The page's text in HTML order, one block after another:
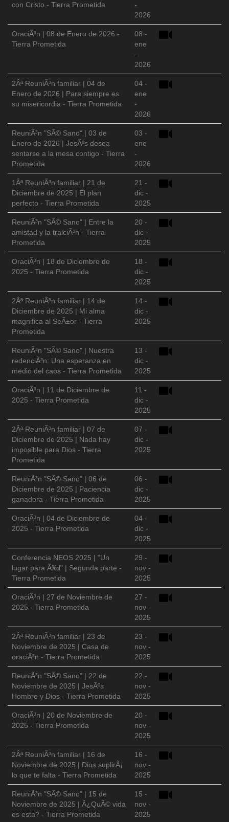
con Cristo - Tierra Prometida
-
2026
OraciÃ³n | 08 de Enero de 2026 -
Tierra Prometida
08 -
ene
-
2026
2Âª ReuniÃ³n familiar | 04 de
Enero de 2026 | Para siempre es
su misericordia - Tierra Prometida
04 -
ene
-
2026
ReuniÃ³n "SÃ© Sano" | 03 de
Enero de 2026 | JesÃºs desea
sentarse a la mesa contigo - Tierra
Prometida
03 -
ene
-
2026
1Âª ReuniÃ³n familiar | 21 de
Diciembre de 2025 | El plan
perfecto - Tierra Prometida
21 -
dic -
2025
ReuniÃ³n "SÃ© Sano" | Entre la
amistad y la traiciÃ³n - Tierra
Prometida
20 -
dic -
2025
OraciÃ³n | 18 de Diciembre de
2025 - Tierra Prometida
18 -
dic -
2025
2Âª ReuniÃ³n familiar | 14 de
Diciembre de 2025 | Mi alma
magnifica al SeÃ±or - Tierra
Prometida
14 -
dic -
2025
ReuniÃ³n "SÃ© Sano" | Nuestra
redenciÃ³n: Una esperanza en
medio del caos - Tierra Prometida
13 -
dic -
2025
OraciÃ³n | 11 de Diciembre de
2025 - Tierra Prometida
11 -
dic -
2025
2Âª ReuniÃ³n familiar | 07 de
Diciembre de 2025 | Nada hay
imposible para Dios - Tierra
Prometida
07 -
dic -
2025
ReuniÃ³n "SÃ© Sano" | 06 de
Diciembre de 2025 | Paciencia
ganadora - Tierra Prometida
06 -
dic -
2025
OraciÃ³n | 04 de Diciembre de
2025 - Tierra Prometida
04 -
dic -
2025
Conferencia NEOS 2025 | "Un
lugar para Ã‰l" | Segunda parte -
Tierra Prometida
29 -
nov -
2025
OraciÃ³n | 27 de Noviembre de
2025 - Tierra Prometida
27 -
nov -
2025
2Âª ReuniÃ³n familiar | 23 de
Noviembre de 2025 | Casa de
oraciÃ³n - Tierra Prometida
23 -
nov -
2025
ReuniÃ³n "SÃ© Sano" | 22 de
Noviembre de 2025 | JesÃºs
Hombre y Dios - Tierra Prometida
22 -
nov -
2025
OraciÃ³n | 20 de Noviembre de
2025 - Tierra Prometida
20 -
nov -
2025
2Âª ReuniÃ³n familiar | 16 de
Noviembre de 2025 | Dios suplirÃ¡
lo que te falta - Tierra Prometida
16 -
nov -
2025
ReuniÃ³n "SÃ© Sano" | 15 de
Noviembre de 2025 | Â¿QuÃ© vida
es esta? - Tierra Prometida
15 -
nov -
2025